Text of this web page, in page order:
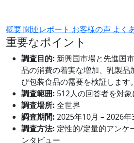
概要関連レポート お客様の声 よく
重要なポイント
調査目的: 新興国市場と先進国
品の消費の着実な増加、乳製品
び包装食品の需要を検証します。
調査範囲: 512人の回答者を対
調査場所: 全世界
調査期間: 2025年10月 – 2026年
調査方法: 定性的/定量的アンケ
ンタビュー